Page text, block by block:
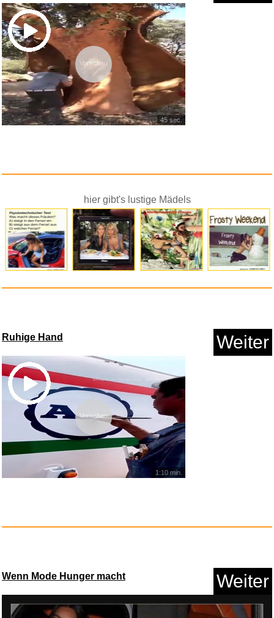
Vorschau
45 sec.
hier gibt's lustige Mädels
Ruhige Hand Weiter
Vorschau
1:10 min.
Wenn Mode Hunger macht Weiter